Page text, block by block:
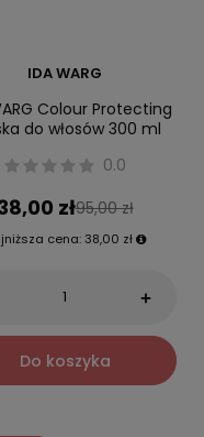
IDA WARG
Colour Protecting
do włosów 300 ml
0.0
zł95,00 zł
cena: 38,00 zł
+
Do koszyka